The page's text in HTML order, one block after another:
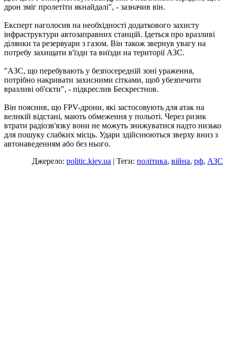
дрон зміг пролетіти якнайдалі", - зазначив він.
Експерт наголосив на необхідності додаткового захисту
інфраструктури автозаправних станцій. Ідеться про вразливі
ділянки та резервуари з газом. Він також звернув увагу на
потребу захищати в'їзди та виїзди на території АЗС.
"АЗС, що перебувають у безпосередній зоні ураження,
потрібно накривати захисними сітками, щоб убезпечити
вразливі об'єкти", - підкреслив Бескрестнов.
Він пояснив, що FPV-дрони, які застосовують для атак на
великій відстані, мають обмеження у польоті. Через ризик
втрати радіозв'язку вони не можуть знижуватися надто низько
для пошуку слабких місць. Удари здійснюються зверху вниз з
автонаведенням або без нього.
Джерело: politic.kiev.ua | Теги: політика, війна, рф, АЗС